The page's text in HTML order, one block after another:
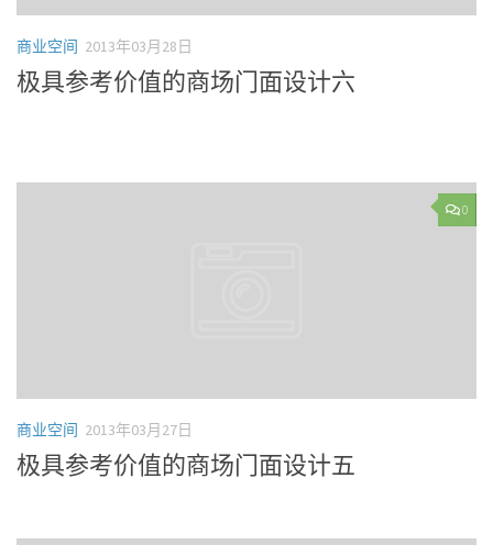
商业空间 2013年03月28日
极具参考价值的商场门面设计六
0
商业空间 2013年03月27日
极具参考价值的商场门面设计五